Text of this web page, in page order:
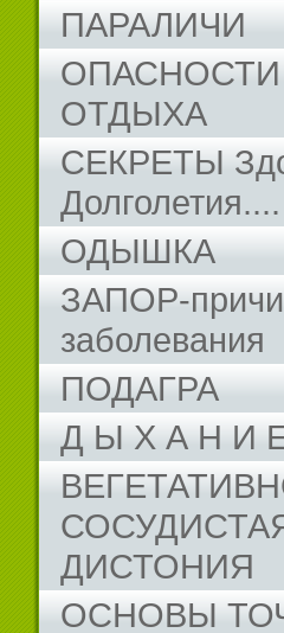
ПАРАЛИЧИ
ОПАСНОСТИ
ОТДЫХА
СЕКРЕТЫ
Долголетия....
ОДЫШКА
ЗАПОР-
заболевания
ПОДАГРА
Д Ы Х А Н И
ДИСТОНИЯ
ОСНОВЫ